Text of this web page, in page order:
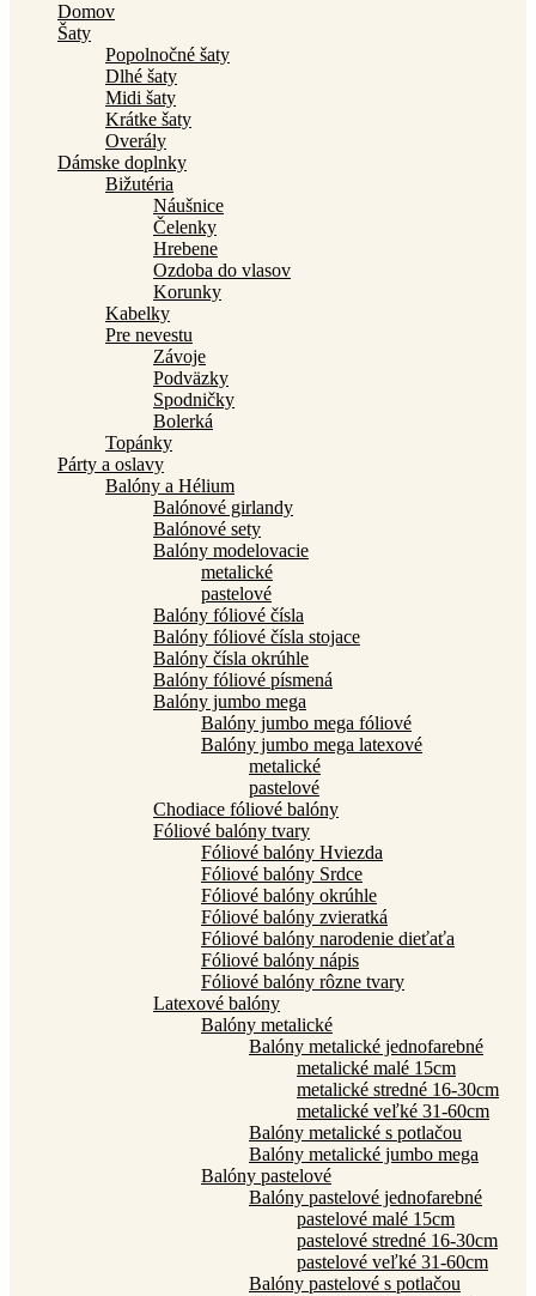
Domov
Šaty
Popolnočné šaty
Dlhé šaty
Midi šaty
Krátke šaty
Overály
Dámske doplnky
Bižutéria
Náušnice
Čelenky
Hrebene
Ozdoba do vlasov
Korunky
Kabelky
Pre nevestu
Závoje
Podväzky
Spodničky
Bolerká
Topánky
Párty a oslavy
Balóny a Hélium
Balónové girlandy
Balónové sety
Balóny modelovacie
metalické
pastelové
Balóny fóliové čísla
Balóny fóliové čísla stojace
Balóny čísla okrúhle
Balóny fóliové písmená
Balóny jumbo mega
Balóny jumbo mega fóliové
Balóny jumbo mega latexové
metalické
pastelové
Chodiace fóliové balóny
Fóliové balóny tvary
Fóliové balóny Hviezda
Fóliové balóny Srdce
Fóliové balóny okrúhle
Fóliové balóny zvieratká
Fóliové balóny narodenie dieťaťa
Fóliové balóny nápis
Fóliové balóny rôzne tvary
Latexové balóny
Balóny metalické
Balóny metalické jednofarebné
metalické malé 15cm
metalické stredné 16-30cm
metalické veľké 31-60cm
Balóny metalické s potlačou
Balóny metalické jumbo mega
Balóny pastelové
Balóny pastelové jednofarebné
pastelové malé 15cm
pastelové stredné 16-30cm
pastelové veľké 31-60cm
Balóny pastelové s potlačou